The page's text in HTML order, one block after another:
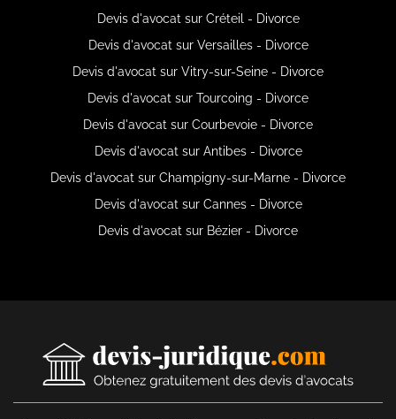
Devis d'avocat sur Créteil - Divorce
Devis d'avocat sur Versailles - Divorce
Devis d'avocat sur Vitry-sur-Seine - Divorce
Devis d'avocat sur Tourcoing - Divorce
Devis d'avocat sur Courbevoie - Divorce
Devis d'avocat sur Antibes - Divorce
Devis d'avocat sur Champigny-sur-Marne - Divorce
Devis d'avocat sur Cannes - Divorce
Devis d'avocat sur Bézier - Divorce